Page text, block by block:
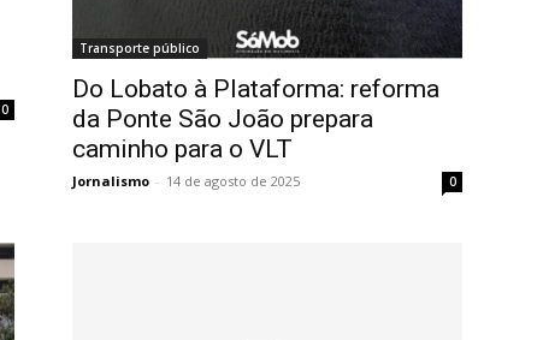
0
Transporte público
Do Lobato à Plataforma: reforma
da Ponte São João prepara
caminho para o VLT
Jornalismo - 14 de agosto de 2025 0